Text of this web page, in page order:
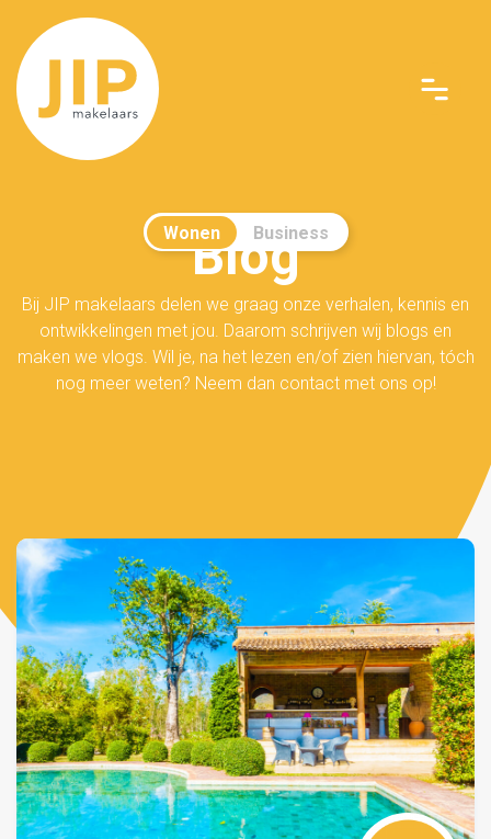
Wonen Business
Blog
Bij JIP makelaars delen we graag onze verhalen, kennis en
ontwikkelingen met jou. Daarom schrijven wij blogs en
maken we vlogs. Wil je, na het lezen en/of zien hiervan, tóch
nog meer weten? Neem dan contact met ons op!